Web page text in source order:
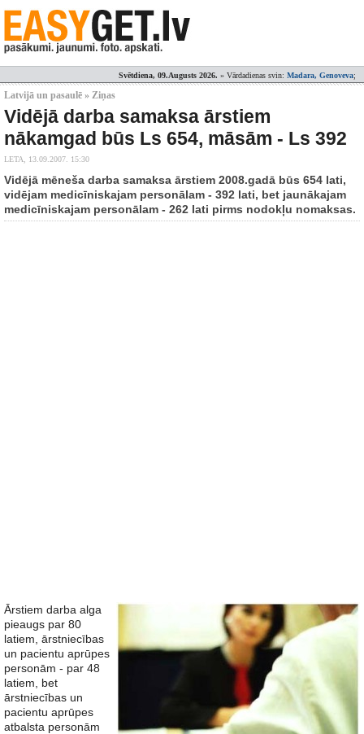
Svētdiena, 09.Augusts 2026. » Vārdadienas svin: Madara, Genoveva;
Latvijā un pasaulē » Ziņas
Vidējā darba samaksa ārstiem
nākamgad būs Ls 654, māsām - Ls 392
LETA, 13.09.2007. 15:30
Vidējā mēneša darba samaksa ārstiem 2008.gadā būs 654 lati,
vidējam medicīniskajam personālam - 392 lati, bet jaunākajam
medicīniskajam personālam - 262 lati pirms nodokļu nomaksas.
Ārstiem darba alga
pieaugs par 80
latiem, ārstniecības
un pacientu aprūpes
personām - par 48
latiem, bet
ārstniecības un
pacientu aprūpes
atbalsta personām